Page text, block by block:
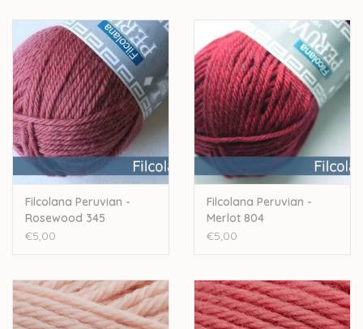
- handwas, met een scheutje
Let op: de kleur op beeld kan afwijken van de werkelijke kleur.
Filcolana Peruvian -
Rosewood 345
€5,00
Filcolana Peruvian -
Merlot 804
€5,00